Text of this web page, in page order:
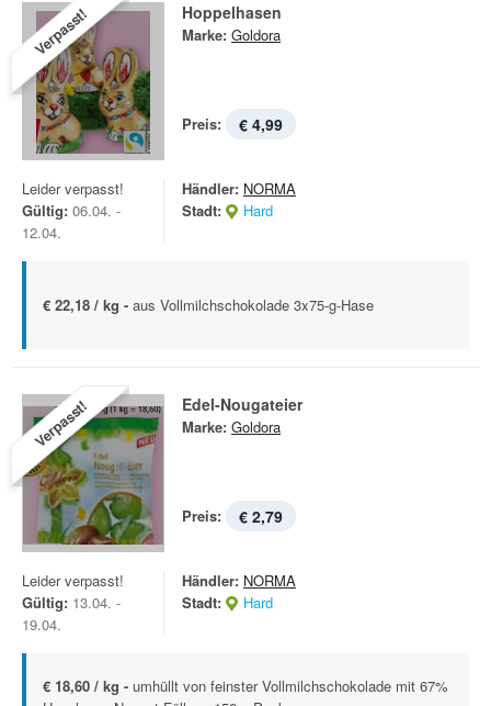
Verpasst! Hoppelhasen
Marke: Goldora
Preis: € 4,99
Leider verpasst!
Gültig: 06.04. -
12.04.
Händler: NORMA
Stadt:
Hard
€ 22,18 / kg - aus Vollmilchschokolade 3x75-g-Hase
Verpasst! Edel-Nougateier
Marke: Goldora
Preis: € 2,79
Leider verpasst!
Gültig: 13.04. -
19.04.
Händler: NORMA
Stadt:
Hard
€ 18,60 / kg - umhüllt von feinster Vollmilchschokolade mit 67%